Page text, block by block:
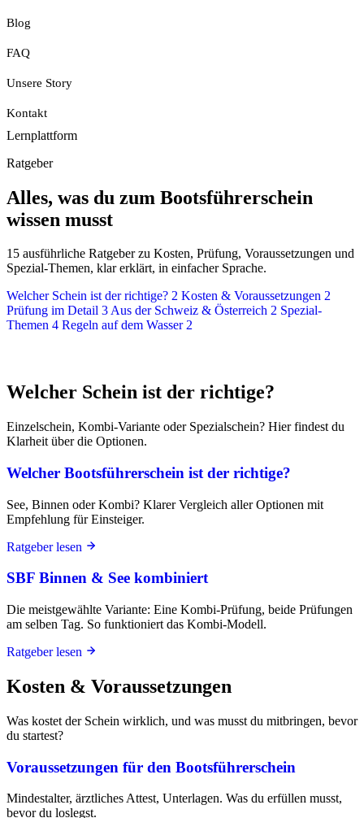
Blog
FAQ
Unsere Story
Kontakt
Lernplattform
Ratgeber
Alles, was du zum Bootsführerschein
wissen musst
15 ausführliche Ratgeber zu Kosten, Prüfung, Voraussetzungen und
Spezial-Themen, klar erklärt, in einfacher Sprache.
Welcher Schein ist der richtige? 2 Kosten & Voraussetzungen 2
Prüfung im Detail 3Aus der Schweiz & Österreich 2 Spezial-
Themen 4 Regeln auf dem Wasser2
Welcher Schein ist der richtige?
Einzelschein, Kombi-Variante oder Spezialschein? Hier findest du
Klarheit über die Optionen.
Welcher Bootsführerschein ist der richtige?
See, Binnen oder Kombi? Klarer Vergleich aller Optionen mit
Empfehlung für Einsteiger.
Ratgeber lesen
SBF Binnen & See kombiniert
Die meistgewählte Variante: Eine Kombi-Prüfung, beide Prüfungen
am selben Tag. So funktioniert das Kombi-Modell.
Ratgeber lesen
Kosten & Voraussetzungen
Was kostet der Schein wirklich, und was musst du mitbringen, bevor
du startest?
Voraussetzungen für den Bootsführerschein
Mindestalter, ärztliches Attest, Unterlagen. Was du erfüllen musst,
bevor du loslegst.